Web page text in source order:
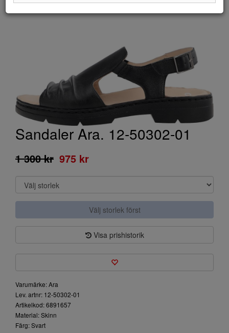
Sandaler Ara. 12-50302-01
1 300 kr 975 kr
Välj storlek först
Visa prishistorik
Varumärke: Ara
Lev. artnr: 12-50302-01
Artikelkod: 6891657
Material: Skinn
Färg: Svart